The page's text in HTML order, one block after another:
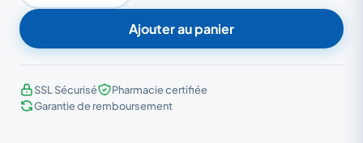
Ajouter au panier
SSL Sécurisé
Pharmacie certifiée
Garantie de remboursement